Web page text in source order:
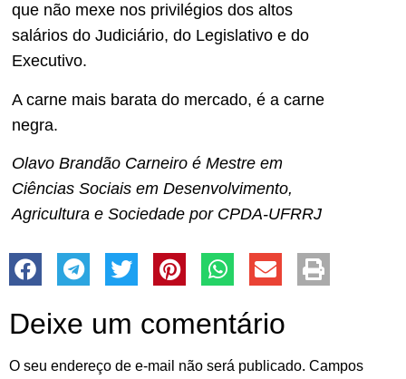
que não mexe nos privilégios dos altos
salários do Judiciário, do Legislativo e do
Executivo.
A carne mais barata do mercado, é a carne
negra.
Olavo Brandão Carneiro é Mestre em
Ciências Sociais em Desenvolvimento,
Agricultura e Sociedade por CPDA-UFRRJ
Deixe um comentário
O seu endereço de e-mail não será publicado. Campos